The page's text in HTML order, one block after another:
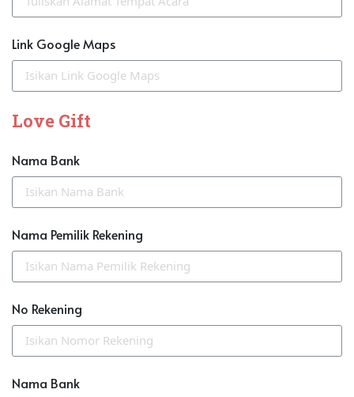
Link Google Maps
Love Gift
Nama Bank
Nama Pemilik Rekening
No Rekening
Nama Bank